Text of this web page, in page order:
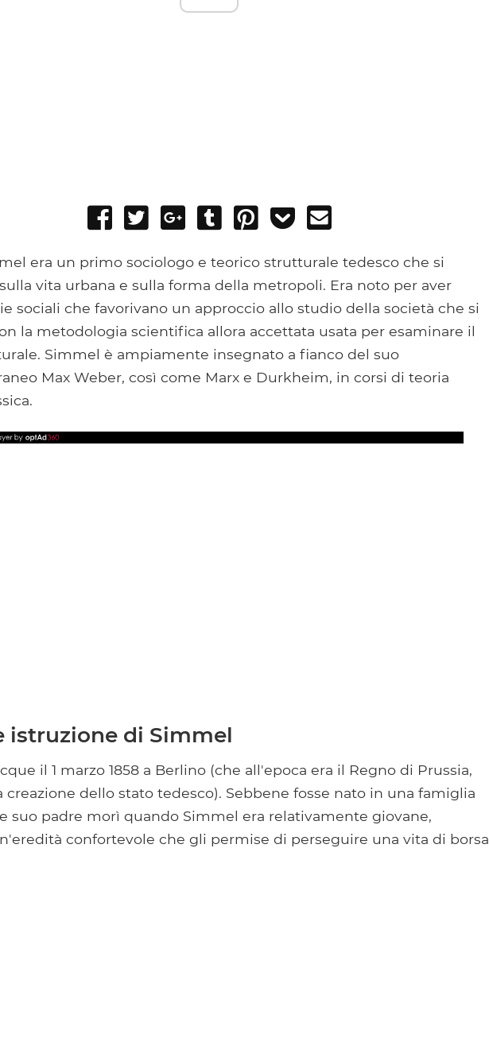
Share
Facebook
Tweet
Share
Google+
Post
Tumblr
Pin
Add
Pocket
era un primo sociologo e teorico strutturale tedesco che si
vita urbana e sulla forma della metropoli. Era noto per aver
sociali che favorivano un approccio allo studio della società che si
la metodologia scientifica allora accettata usata per esaminare il
Simmel è ampiamente insegnato a fianco del suo
Max Weber, così come Marx e Durkheim, in corsi di teoria
istruzione di Simmel
il 1 marzo 1858 a Berlino (che all'epoca era il Regno di Prussia,
creazione dello stato tedesco). Sebbene fosse nato in una famiglia
suo padre morì quando Simmel era relativamente giovane,
confortevole che gli permise di perseguire una vita di borsa